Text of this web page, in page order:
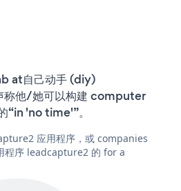
at自己动手 (diy)
他/她可以构建 computer
'no time'”。
应用程序，或 companies
序 leadcapture2 的 for a